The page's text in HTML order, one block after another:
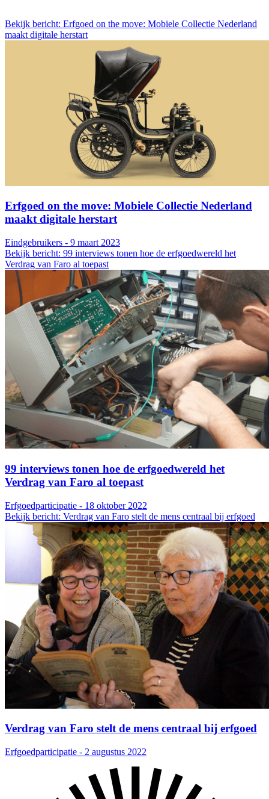
Bekijk bericht: Erfgoed on the move: Mobiele Collectie Nederland
maakt digitale herstart
Erfgoed on the move: Mobiele Collectie Nederland
maakt digitale herstart
Eindgebruikers - 9 maart 2023
Bekijk bericht: 99 interviews tonen hoe de erfgoedwereld het
Verdrag van Faro al toepast
99 interviews tonen hoe de erfgoedwereld het
Verdrag van Faro al toepast
Erfgoedparticipatie - 18 oktober 2022
Bekijk bericht: Verdrag van Faro stelt de mens centraal bij erfgoed
Verdrag van Faro stelt de mens centraal bij erfgoed
Erfgoedparticipatie - 2 augustus 2022